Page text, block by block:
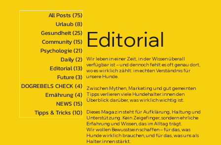
All Posts (75)
Urlaub(8)
Gesundheit(25) 25 Beiträge
Community(15) 15 Beiträge
Psychologie(21)
Daily(2) 2 Beiträge
Editorial(13) 13 Beiträge
Future(3) 3 Beiträge
DOGREBELS CHECK (4) 4 Beiträge
Ernährung(4) 4 Beiträge
NEWS (15) 15 Beiträge
Tipps & Tricks (10) 10 Beiträge
Editorial
Wir leben in einer Zeit, in der Wissen überall
verfügbar ist – und dennoch fehlt es oft genau dort,
wo es wirklich zählt: im echten Verständnis für
unsere Hunde.
Zwischen Mythen, Marketing und gut gemeinten
Tipps verlieren viele Hundehalter:innen den
Überblick darüber, was wirklich wichtig ist.
Dieses Magazin steht für Aufklärung, Haltung und
Unterstützung. Kein Zeigefinger, sondern ehrliche
Erfahrung und Wissen, das im Alltag trägt.
Wir wollen Bewusstsein schaffen – für das, was
Hunde wirklich brauchen, und für das, was uns als
Halter:innen stärkt.